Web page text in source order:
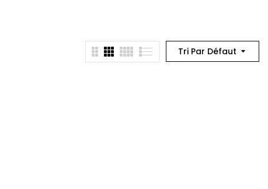
Tri Par Défaut